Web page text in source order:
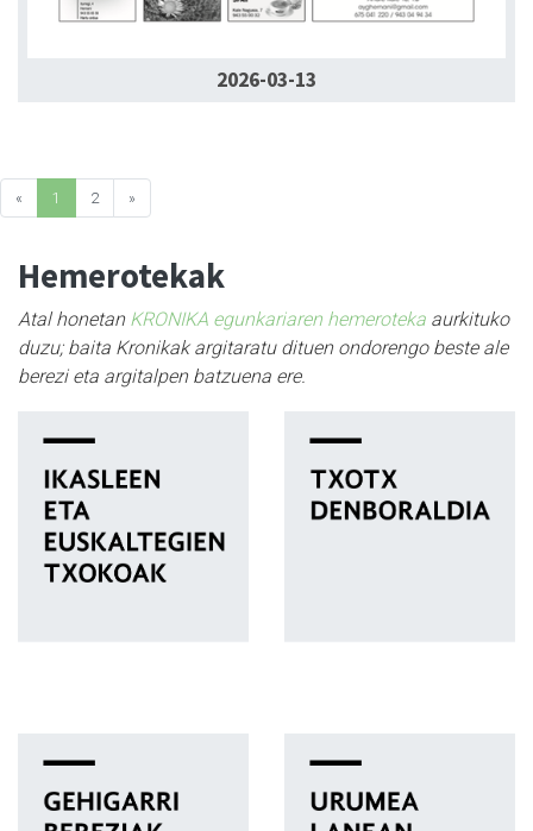
2026-03-13
« 1 2 »
Hemerotekak
Atal honetan KRONIKA egunkariaren hemeroteka aurkituko
duzu; baita Kronikak argitaratu dituen ondorengo beste ale
berezi eta argitalpen batzuena ere.